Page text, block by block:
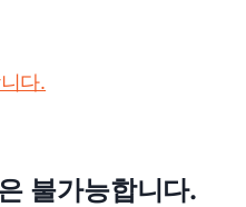
다.
불가능합니다.